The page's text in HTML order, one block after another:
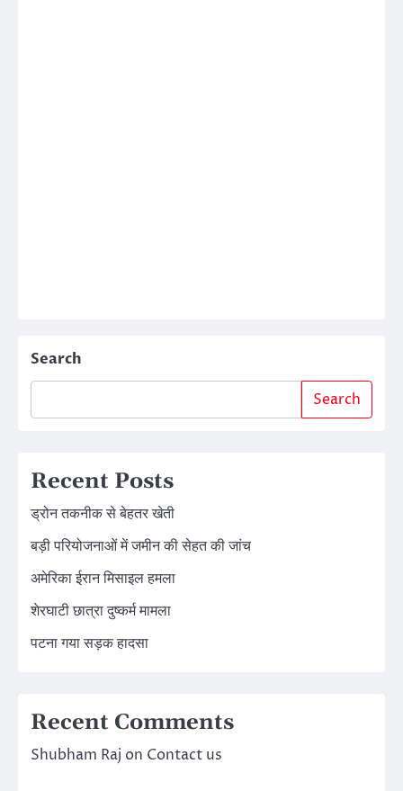
Search
Search
Recent Posts
ड्रोन तकनीक से बेहतर खेती
बड़ी परियोजनाओं में जमीन की सेहत की जांच
अमेरिका ईरान मिसाइल हमला
शेरघाटी छात्रा दुष्कर्म मामला
पटना गया सड़क हादसा
Recent Comments
Shubham Raj on Contact us